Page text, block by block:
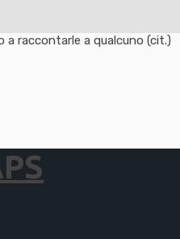
raccontarle a qualcuno (cit.)